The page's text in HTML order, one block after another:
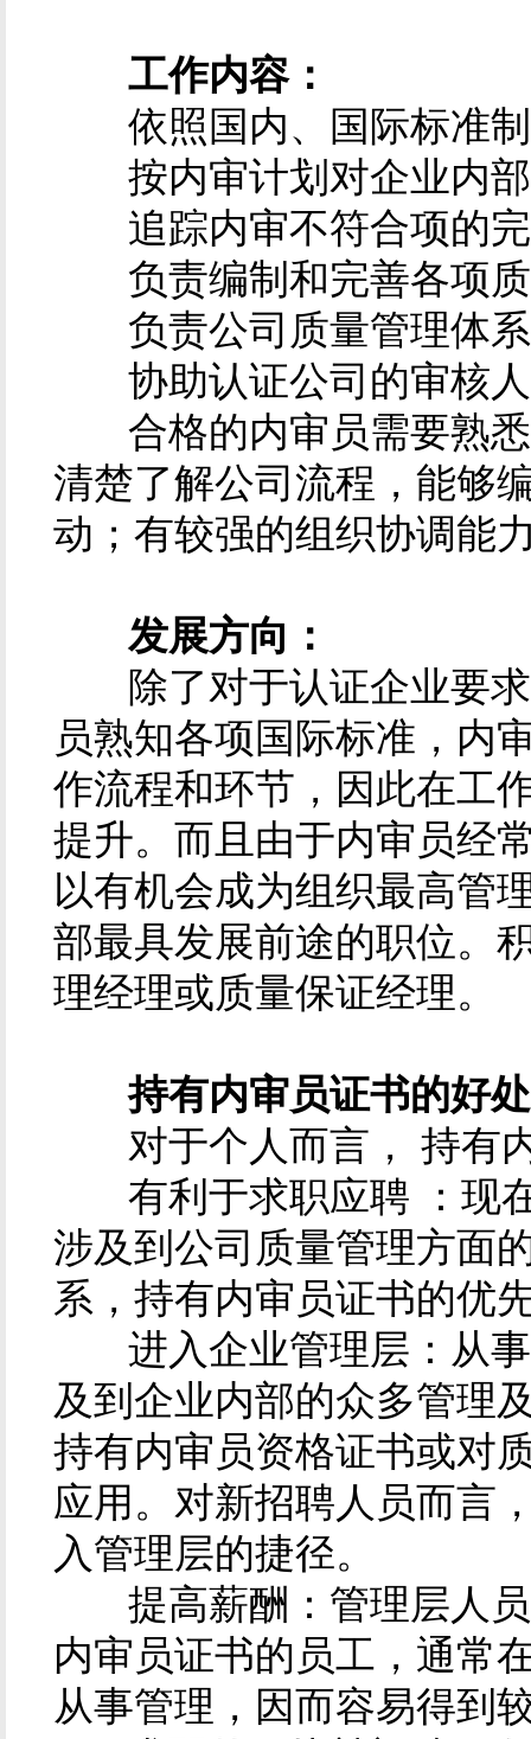
工作内容：
依照国内、国际标准制
按内审计划对企业内部
追踪内审不符合项的完
负责编制和完善各项质
负责公司质量管理体系
协助认证公司的审核人
合格的内审员需要熟悉
清楚了解公司流程，能够
动；有较强的组织协调能
发展方向：
除了对于认证企业要求
员熟知各项国际标准，内
作流程和环节，因此在工
提升。而且由于内审员经
以有机会成为组织最高管
部最具发展前途的职位。
理经理或质量保证经理。
持有内审员证书的好
对于个人而言， 持有
有利于求职应聘 ：现在
涉及到公司质量管理方面
系，持有内审员证书的优
进入企业管理层：从事
及到企业内部的众多管理
持有内审员资格证书或对
应用。对新招聘人员而言
入管理层的捷径。
提高薪酬：管理层人员
内审员证书的员工，通常
从事管理，因而容易得到